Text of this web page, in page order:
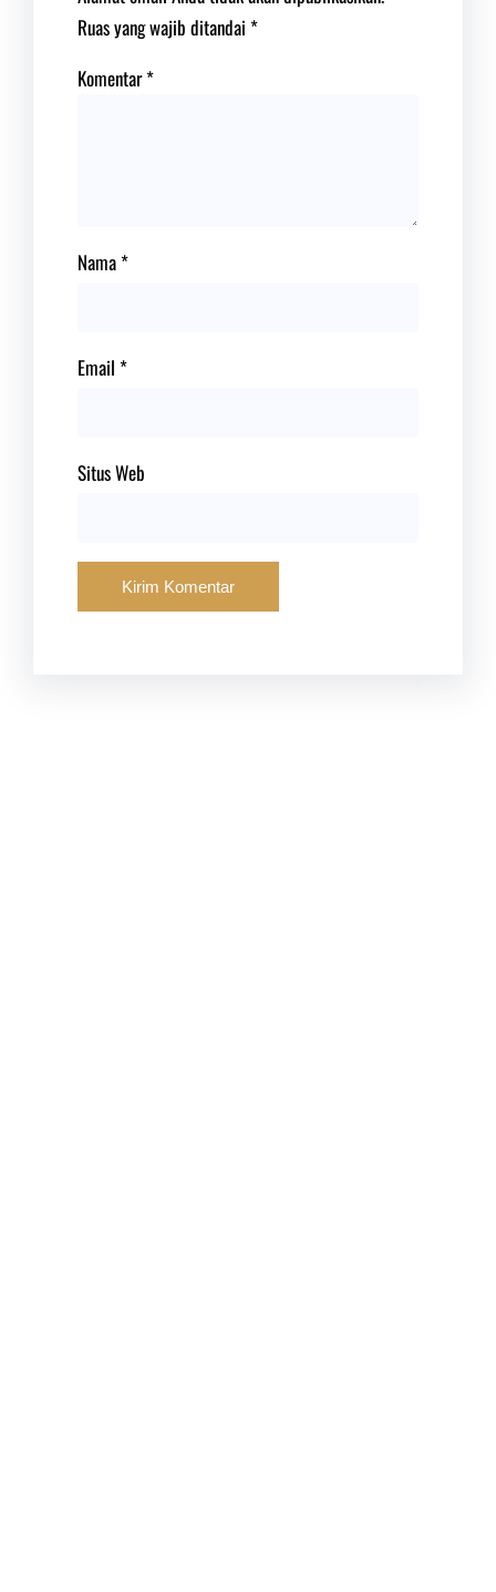
Ruas yang wajib ditandai *
Komentar*
Nama *
Email *
Situs Web